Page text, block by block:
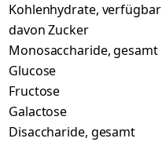
Kohlenhydrate, verfügbar
davon Zucker
Monosaccharide, gesamt
Glucose
Fructose
Galactose
Disaccharide, gesamt